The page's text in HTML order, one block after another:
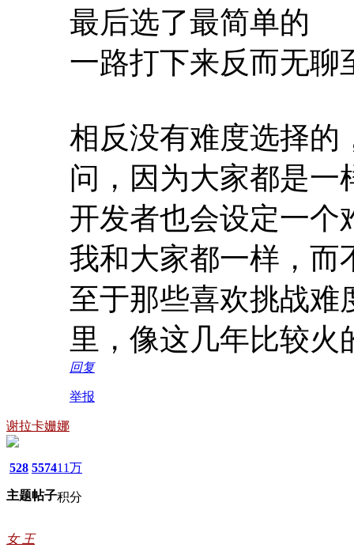
最后选了最简单的
一路打下来反而无聊
相反没有难度选择的
问，因为大家都是一
开发者也会设定一个
我和大家都一样，而
至于那些喜欢挑战难
里，像这几年比较
回复
举报
谢拉卡姗娜
528
主题
5574
帖子
11万
积分
女 王